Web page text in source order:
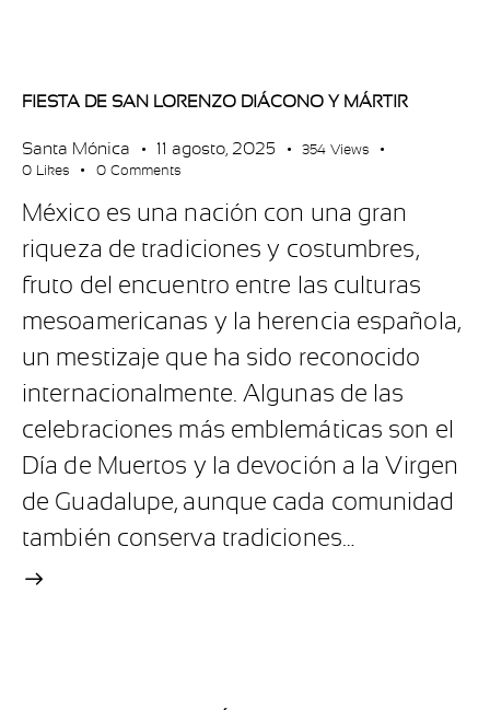
FIESTA DE SAN LORENZO DIÁCONO Y MÁRTIR
Santa Mónica 11 agosto, 2025 354 Views
0 Likes 0 Comments
México es una nación con una gran
riqueza de tradiciones y costumbres,
fruto del encuentro entre las culturas
mesoamericanas y la herencia española,
un mestizaje que ha sido reconocido
internacionalmente. Algunas de las
celebraciones más emblemáticas son el
Día de Muertos y la devoción a la Virgen
de Guadalupe, aunque cada comunidad
también conserva tradiciones…